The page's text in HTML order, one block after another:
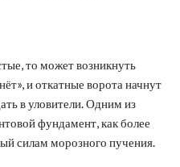
то может возникнуть
и откатные ворота начнут
в уловители. Одним из
фундамент, как более
силам морозного пучения.